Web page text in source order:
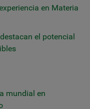
en Materia
el potencial
mundial en